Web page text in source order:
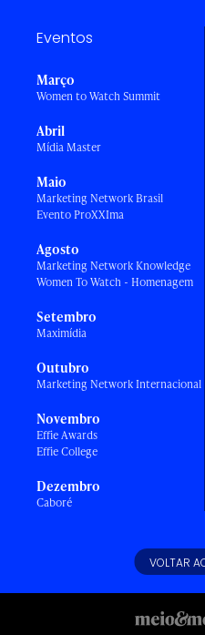
Eventos
Março
Women to Watch Summit
Abril
Mídia Master
Maio
Marketing Network Brasil
Evento ProXXIma
Agosto
Marketing Network Knowledge
Women To Watch - Homenagem
Setembro
Maximídia
Outubro
Marketing Network Internacional
Novembro
Effie Awards
Effie College
Dezembro
Caboré
VOLTAR